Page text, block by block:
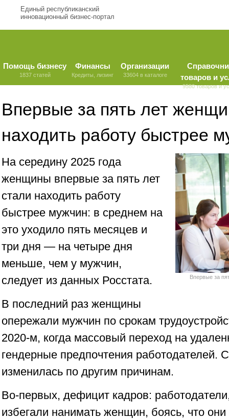
Единый республиканский
инновационный бизнес-портал
Помощь бизнесу
1837 статей
Финансы
Кредиты, лизинг
Организации
33604 в каталоге
товаров и
9580 товаров и
Впервые за пять лет
находить работу быстрее
Впервые за
На середину 2025 года
женщины впервые за пять лет
стали находить работу
быстрее мужчин: в среднем на
это уходило пять месяцев и
три дня — на четыре дня
меньше, чем у мужчин,
следует из данных Росстата.
В последний раз женщины
опережали мужчин по срокам
2020-м, когда массовый переход на
гендерные предпочтения работодателей.
изменилась по другим причинам.
Во-первых, дефицит кадров:
избегали нанимать женщин, боясь, что они